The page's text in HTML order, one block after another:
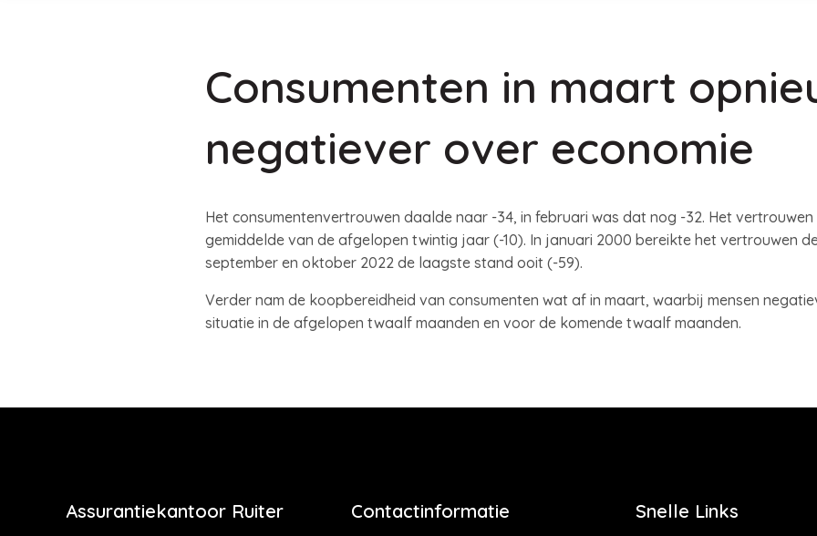
Consumenten in maart
negatiever over economie
Het consumentenvertrouwen daalde naar -34, in februari was dat nog -32. Het
gemiddelde van de afgelopen twintig jaar (-10). In januari 2000 bereikte het vertrouwen
september en oktober 2022 de laagste stand ooit (-59).
Verder nam de koopbereidheid van consumenten wat af in maart, waarbij mensen
situatie in de afgelopen twaalf maanden en voor de komende twaalf maanden.
Assurantiekantoor Ruiter Contactinformatie Snelle Links